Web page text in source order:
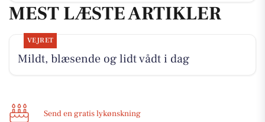
MEST LÆSTE ARTIKLER
VEJRET
Mildt, blæsende og lidt vådt i dag
Send en gratis lykønskning